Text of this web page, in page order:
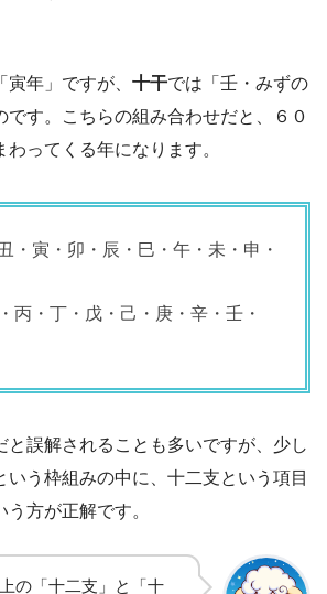
寅年」ですが、 十干では「壬・みずの
です。こちらの組み合わせだと、６０
ってくる年になります。
・寅・卯・辰・巳・午・未・申・
丙・丁・戊・己・庚・辛・壬・
と誤解されることも多いですが、少し
いう枠組みの中に、十二支という項目
方が正解です。
の「十二支」と「十